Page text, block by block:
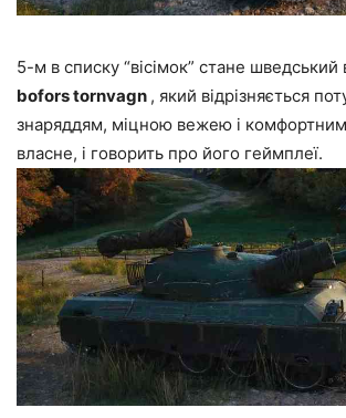
5-м в списку “вісімок” стане
bofors tornvagn , який відрізняється
знаряддям, міцною вежею і
власне, і говорить про його геймплеї.